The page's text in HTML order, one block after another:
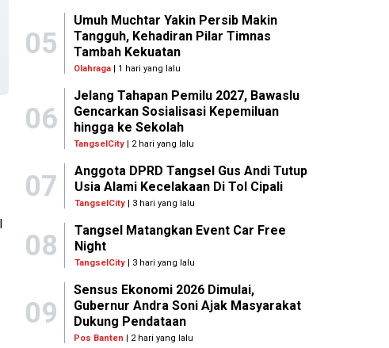
05
Umuh Muchtar Yakin Persib Makin
Tangguh, Kehadiran Pilar Timnas
Tambah Kekuatan
Olahraga | 1 hari yang lalu
06
Jelang Tahapan Pemilu 2027, Bawaslu
Gencarkan Sosialisasi Kepemiluan
hingga ke Sekolah
TangselCity | 2 hari yang lalu
07
Anggota DPRD Tangsel Gus Andi Tutup
Usia Alami Kecelakaan Di Tol Cipali
TangselCity| 3 hari yang lalu
08
Tangsel Matangkan Event Car Free
Night
TangselCity| 3 hari yang lalu
09
Sensus Ekonomi 2026 Dimulai,
Gubernur Andra Soni Ajak Masyarakat
Dukung Pendataan
Pos Banten | 2 hari yang lalu